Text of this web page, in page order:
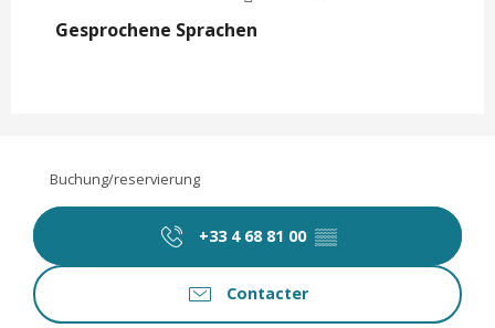
Gesprochene Sprachen
Gesprochene Sprachen
Buchung/reservierung
+33 4 68 81 00 ▒▒
Contacter